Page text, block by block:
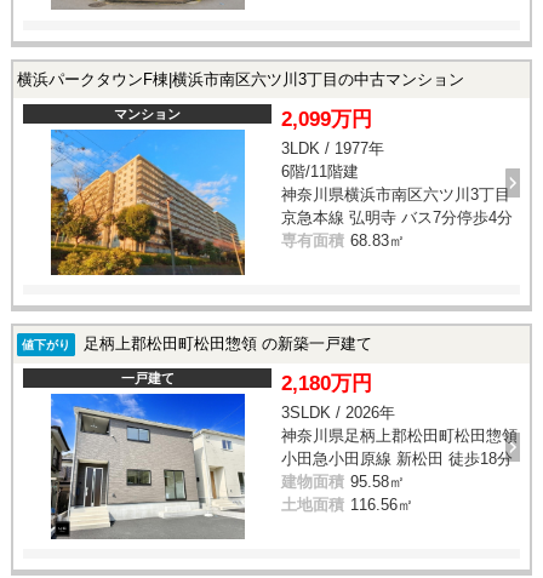
横浜パークタウンF棟|横浜市南区六ツ川3丁目の中古マンション
マンション 2,099万円
3LDK / 1977年
6階/11階建
神奈川県横浜市南区六ツ川3丁目
京急本線 弘明寺 バス7分停歩4分
専有面積 68.83㎡
値下がり 足柄上郡松田町松田惣領 の新築一戸建て
一戸建て 2,180万円
3SLDK / 2026年
神奈川県足柄上郡松田町松田惣領
小田急小田原線 新松田 徒歩18分
建物面積 95.58㎡
土地面積 116.56㎡